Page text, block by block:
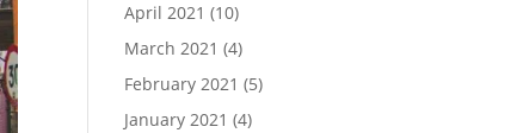
April 2021 (10)
March 2021 (4)
February 2021 (5)
January 2021 (4)